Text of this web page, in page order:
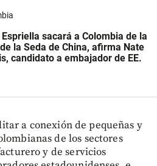
Espriella sacará a Colombia de la
la Seda de China, afirma Nate
candidato a embajador de EE.
a conexión de pequeñas y
de los sectores
y de servicios